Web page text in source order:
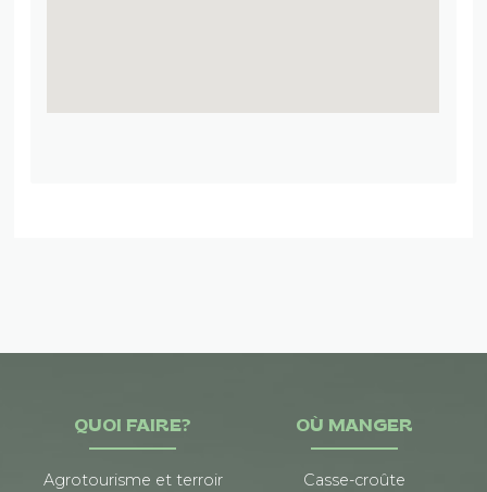
QUOI FAIRE?
Agrotourisme et terroir
OÙ MANGER
Casse-croûte